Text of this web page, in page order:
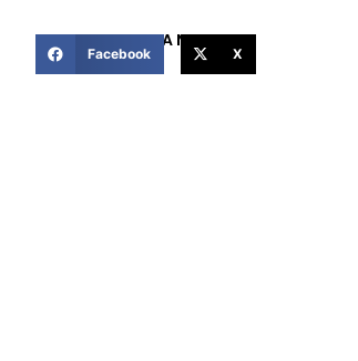
COMPARTIR ESTA NOTICIA
Facebook X